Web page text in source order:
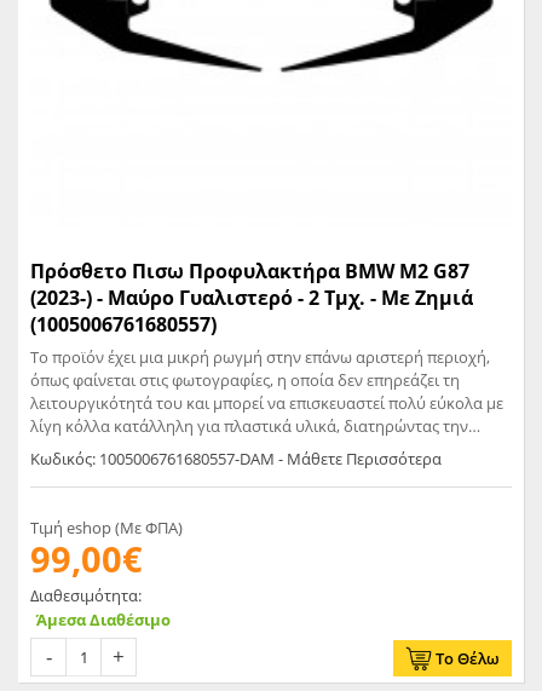
Πρόσθετο Πισω Προφυλακτήρα BMW M2 G87
(2023-) - Μαύρο Γυαλιστερό - 2 Τμχ. - Με Ζημιά
(1005006761680557)
Το προϊόν έχει μια μικρή ρωγμή στην επάνω αριστερή περιοχή,
όπως φαίνεται στις φωτογραφίες, η οποία δεν επηρεάζει τη
λειτουργικότητά του και μπορεί να επισκευαστεί πολύ εύκολα με
λίγη κόλλα κατάλληλη για πλαστικά υλικά, διατηρώντας την
αισθητική και τη χρήση του.
Κωδικός: 1005006761680557-DAM - Μάθετε Περισσότερα
Τιμή eshop (Με ΦΠΑ)
99,00€
Διαθεσιμότητα:
Άμεσα Διαθέσιμο
Το Θέλω